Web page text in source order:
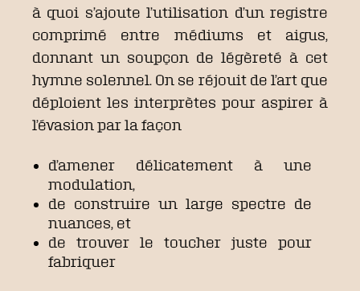
à quoi s’ajoute l’utilisation d’un registre
comprimé entre médiums et aigus,
donnant un soupçon de légèreté à cet
hymne solennel. On se réjouit de l’art que
déploient les interprètes pour aspirer à
l’évasion par la façon
d’amener délicatement à une
modulation,
de construire un large spectre de
nuances, et
de trouver le toucher juste pour
fabriquer